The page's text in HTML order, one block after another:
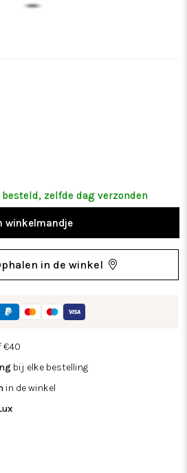
zelfde dag verzonden
winkelmandje
in de winkel
€40
bij elke bestelling
in de winkel